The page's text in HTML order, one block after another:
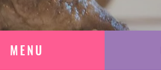
MENU